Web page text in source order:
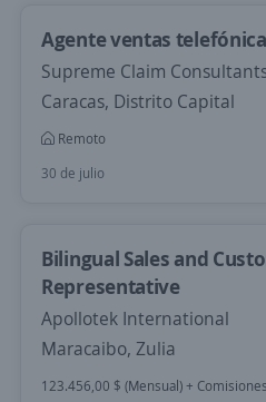
Agente ventas
Supreme Claim
Caracas, Distrito Capital
Remoto
30 de julio
Bilingual Sales and
Representative
Apollotek International
Maracaibo, Zulia
123.456,00 $ (Mensual) + Comisiones